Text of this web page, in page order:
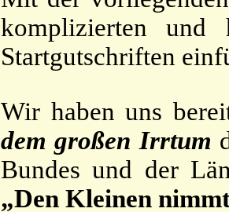
komplizierten und
Startgutschriften
Wir haben uns
dem großen Irrtum
Bundes und der
„Den Kleinen